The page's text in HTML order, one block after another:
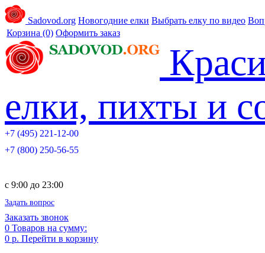
Sadovod.org Новогодние елки Выбрать елку по видео
Корзина (0) Оформить заказ
елки, пихты и
+7 (495) 221-12-00
+7 (800) 250-56-55
c 9:00 до 23:00
Задать вопрос
Заказать звонок
0 Товаров на сумму:
0 р. Перейти в корзину